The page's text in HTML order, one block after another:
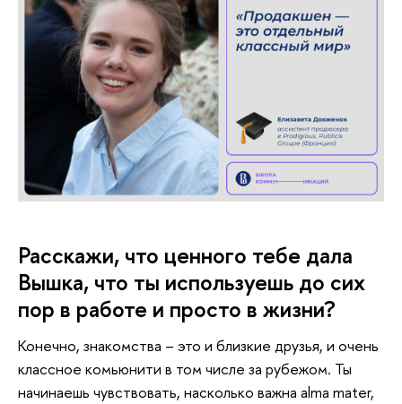
Расскажи, что ценного тебе дала
Вышка, что ты используешь до сих
пор в работе и просто в жизни?
Конечно, знакомства – это и близкие друзья, и очень
классное комьюнити в том числе за рубежом. Ты
начинаешь чувствовать, насколько важна alma mater,